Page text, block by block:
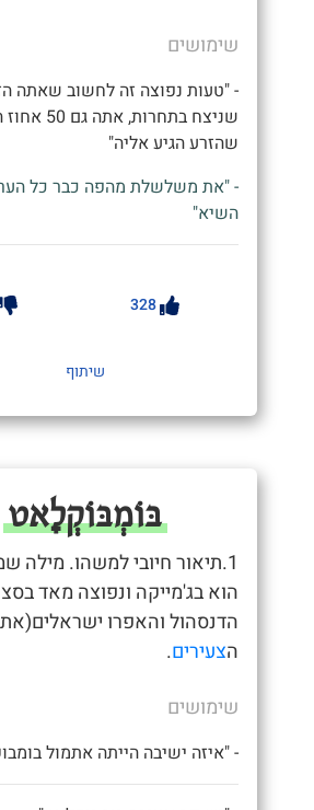
שימושים
- "טעות נפוצה זה לחשוב שאתה
שניצח בתחרות,
שהזרע הגיע אליה"
- "את משלשלת מהפה כבר כל
השיא"
328
שיתוף
בּוֹמְבּוֹקְלָאט
1.תיאור חיובי למשהו. מילה
הוא בג'מייקה ונפוצה מאד
הדנסהול והאפרו
הצעירים.
שימושים
- "איזה ישיבה הייתה אתמול